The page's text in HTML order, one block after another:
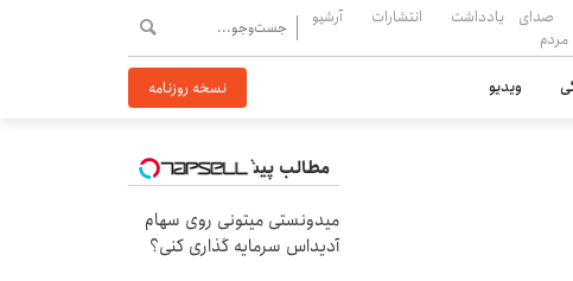
صدای
مردم
یادداشت انتشارات آرشیو
ویدیو نسخه روزنامه
مطالب پیشنهادی
میدونستی میتونی روی سهام
آدیداس سرمایه گذاری کنی؟